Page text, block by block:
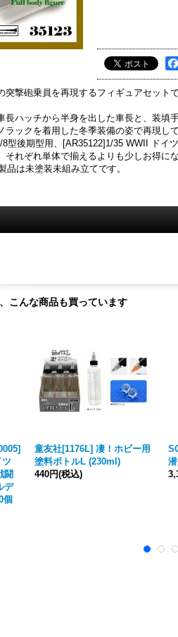
突撃砲乗員を再現するフィギュアセット
長ハッチから半身を出した車長と、装填
ラックを着用した冬季装備の姿で再現
型後期型用、[AR35122]1/35 WWII ドイ
それぞれ単体で揃えるよりも少しお得にな
は未塗装未組み立てです。
こんな商品も買っています
闘
デ
個
童友社[1176L] 凄！ホビー用
塗料ボトルL (230ml)
440円(税込)